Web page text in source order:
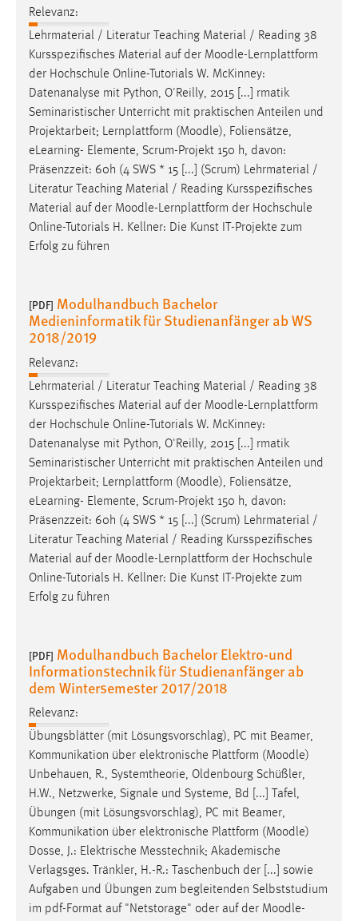
Relevanz:
Lehrmaterial / Literatur Teaching Material / Reading 38
Kursspezifisches Material auf der Moodle-Lernplattform
der Hochschule Online-Tutorials W. McKinney:
Datenanalyse mit Python, O'Reilly, 2015 [...] rmatik
Seminaristischer Unterricht mit praktischen Anteilen und
Projektarbeit; Lernplattform (Moodle), Foliensätze,
eLearning- Elemente, Scrum-Projekt 150 h, davon:
Präsenzzeit: 60h (4 SWS * 15 [...] (Scrum) Lehrmaterial /
Literatur Teaching Material / Reading Kursspezifisches
Material auf der Moodle-Lernplattform der Hochschule
Online-Tutorials H. Kellner: Die Kunst IT-Projekte zum
Erfolg zu führen
[PDF] Modulhandbuch Bachelor
Medieninformatik für Studienanfänger ab WS
2018/2019
Relevanz:
Lehrmaterial / Literatur Teaching Material / Reading 38
Kursspezifisches Material auf der Moodle-Lernplattform
der Hochschule Online-Tutorials W. McKinney:
Datenanalyse mit Python, O'Reilly, 2015 [...] rmatik
Seminaristischer Unterricht mit praktischen Anteilen und
Projektarbeit; Lernplattform (Moodle), Foliensätze,
eLearning- Elemente, Scrum-Projekt 150 h, davon:
Präsenzzeit: 60h (4 SWS * 15 [...] (Scrum) Lehrmaterial /
Literatur Teaching Material / Reading Kursspezifisches
Material auf der Moodle-Lernplattform der Hochschule
Online-Tutorials H. Kellner: Die Kunst IT-Projekte zum
Erfolg zu führen
[PDF] Modulhandbuch Bachelor Elektro-und
Informationstechnik für Studienanfänger ab
dem Wintersemester 2017/2018
Relevanz:
Übungsblätter (mit Lösungsvorschlag), PC mit Beamer,
Kommunikation über elektronische Plattform (Moodle)
Unbehauen, R., Systemtheorie, Oldenbourg Schüßler,
H.W., Netzwerke, Signale und Systeme, Bd [...] Tafel,
Übungen (mit Lösungsvorschlag), PC mit Beamer,
Kommunikation über elektronische Plattform (Moodle)
Dosse, J.: Elektrische Messtechnik; Akademische
Verlagsges. Tränkler, H.-R.: Taschenbuch der [...] sowie
Aufgaben und Übungen zum begleitenden Selbststudium
im pdf-Format auf "Netstorage" oder auf der Moodle-